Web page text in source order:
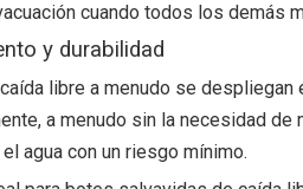
cuando todos los demás
y durabilidad
libre a menudo se
a menudo sin la necesidad
agua con un riesgo mínimo.